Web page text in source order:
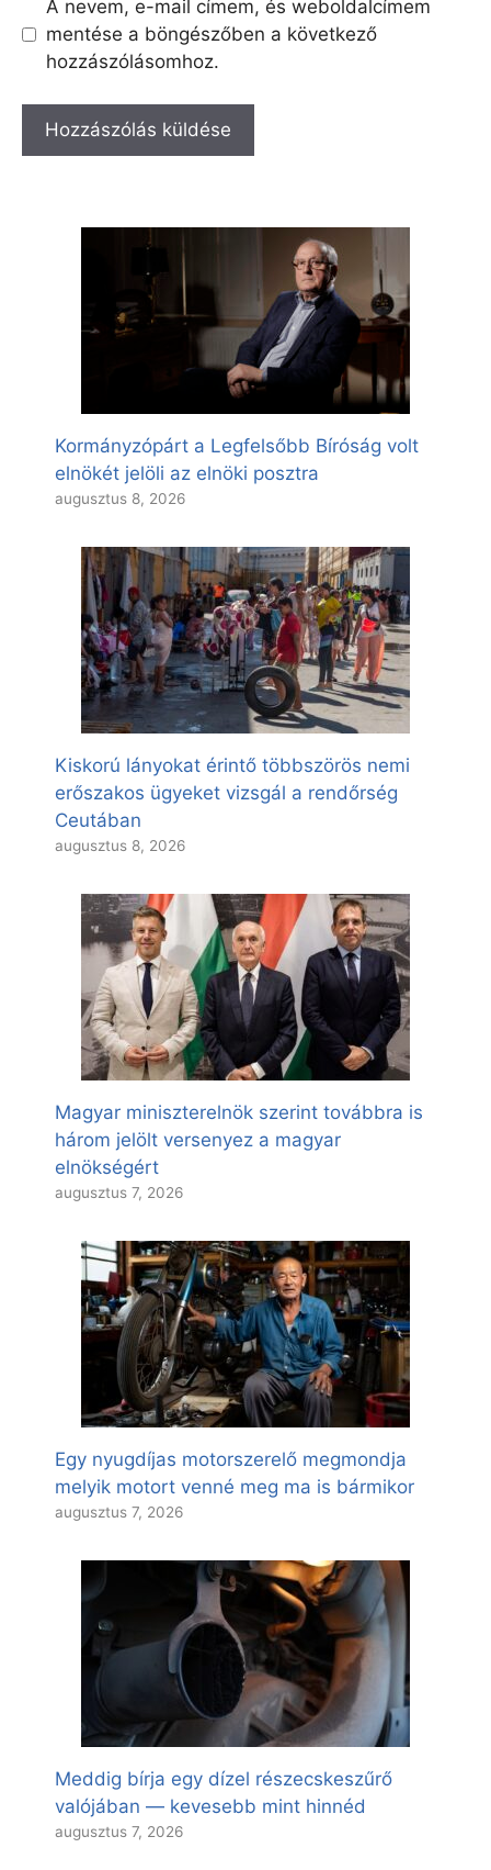
A nevem, e-mail címem, és weboldalcímem
mentése a böngészőben a következő
hozzászólásomhoz.
Kormányzópárt a Legfelsőbb Bíróság volt
elnökét jelöli az elnöki posztra
augusztus 8, 2026
Kiskorú lányokat érintő többszörös nemi
erőszakos ügyeket vizsgál a rendőrség
Ceutában
augusztus 8, 2026
Magyar miniszterelnök szerint továbbra is
három jelölt versenyez a magyar
elnökségért
augusztus 7, 2026
Egy nyugdíjas motorszerelő megmondja
melyik motort venné meg ma is bármikor
augusztus 7, 2026
Meddig bírja egy dízel részecskeszűrő
valójában — kevesebb mint hinnéd
augusztus 7, 2026